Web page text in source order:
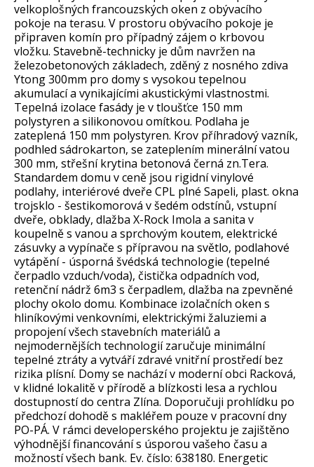
velkoplošných francouzských oken z obývacího
pokoje na terasu. V prostoru obývacího pokoje je
připraven komín pro případný zájem o krbovou
vložku. Stavebně-technicky je dům navržen na
železobetonových základech, zděný z nosného zdiva
Ytong 300mm pro domy s vysokou tepelnou
akumulací a vynikajícími akustickými vlastnostmi.
Tepelná izolace fasády je v tloušťce 150 mm
polystyren a silikonovou omítkou. Podlaha je
zateplená 150 mm polystyren. Krov příhradový vazník,
podhled sádrokarton, se zateplením minerální vatou
300 mm, střešní krytina betonová černá zn.Tera.
Standardem domu v ceně jsou rigidní vinylové
podlahy, interiérové dveře CPL plné Sapeli, plast. okna
trojsklo - šestikomorová v šedém odstínů, vstupní
dveře, obklady, dlažba X-Rock Imola a sanita v
koupelně s vanou a sprchovým koutem, elektrické
zásuvky a vypínače s přípravou na světlo, podlahové
vytápění - úsporná švédská technologie (tepelné
čerpadlo vzduch/voda), čistička odpadních vod,
retenční nádrž 6m3 s čerpadlem, dlažba na zpevněné
plochy okolo domu. Kombinace izolačních oken s
hliníkovými venkovními, elektrickými žaluziemi a
propojení všech stavebních materiálů a
nejmodernějších technologií zaručuje minimální
tepelné ztráty a vytváří zdravé vnitřní prostředí bez
rizika plísní. Domy se nachází v moderní obci Racková,
v klidné lokalitě v přírodě a blízkosti lesa a rychlou
dostupností do centra Zlína. Doporučuji prohlídku po
předchozí dohodě s makléřem pouze v pracovní dny
PO-PÁ. V rámci developerského projektu je zajištěno
výhodnější financování s úsporou vašeho času a
možností všech bank. Ev. číslo: 638180. Energetic